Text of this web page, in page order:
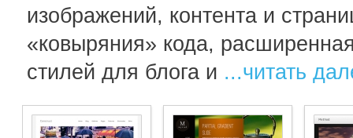
изображений, контента и
«ковыряния» кода,
стилей для блога и ...читать